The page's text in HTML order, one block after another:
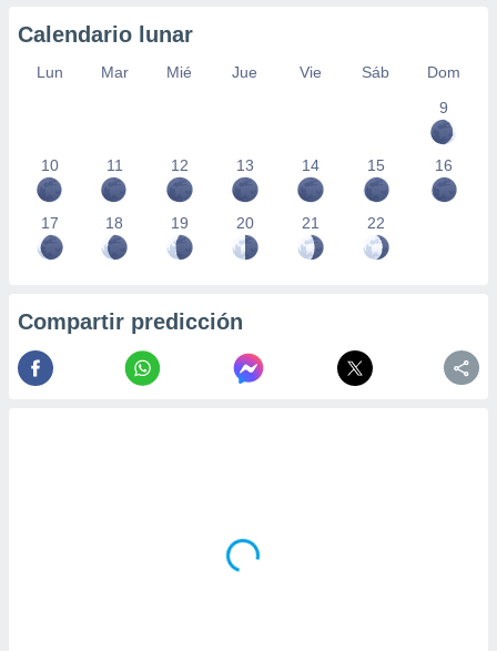
Calendario lunar
Lun Mar Mié Jue Vie Sáb
Dom
9
10 11 12 13 14 15 16
17 18 19 20 21 22
Compartir predicción